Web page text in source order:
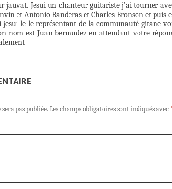
jauvat. Jesui un chanteur guitariste j’ai tourner
et Antonio Banderas et Charles Bronson et puis
jesui le le représentant de la communauté gitane
nom est Juan bermudez en attendant votre
pas publiée. Les champs obligatoires sont indiqués avec *